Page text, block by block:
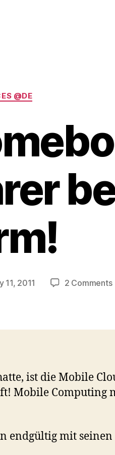
Categories
@DE
11, 2011 2 Comments
ist die Mobile
Mobile Computing
endgültig mit seinen